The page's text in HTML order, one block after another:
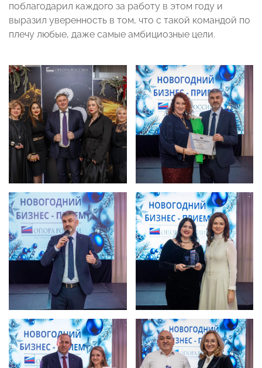
поблагодарил каждого за работу в этом году и
выразил уверенность в том, что с такой командой по
плечу любые, даже самые амбициозные цели.